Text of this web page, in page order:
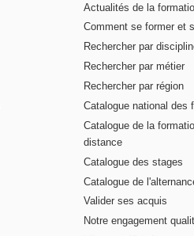
Actualités de la
Comment se former et
Rechercher par
Rechercher par métier
Rechercher par région
Catalogue national des
Catalogue de la
distance
Catalogue des stages
Catalogue de
Valider ses acquis
Notre engagement